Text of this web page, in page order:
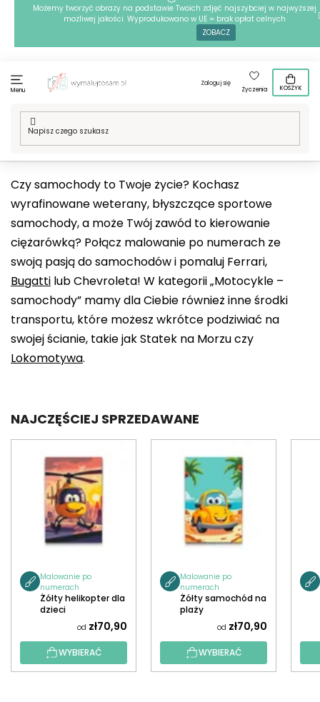
Przejść
treści
Możemy tworzyć obrazy na podstawie Twoich zdjęć najszybciej w najwyższej
możliwej jakości. Wyprodukowano w UE = brak opłat celnych
ZOBACZ
Menu
Zaloguj się
Życzenia
KOSZYK
Home
Techniki / Malowanie po numerach
Hobby / Motocykle, samochody
Czy samochody to Twoje życie? Kochasz
wyrafinowane weterany, błyszczące sportowe
samochody, a może Twój zawód to kierowanie
ciężarówką? Połącz malowanie po numerach ze
swoją pasją do samochodów i pomaluj Ferrari,
Bugatti lub Chevroleta! W kategorii „Motocykle –
samochody” mamy dla Ciebie również inne środki
transportu, które możesz wkrótce podziwiać na
swojej ścianie, takie jak Statek na Morzu czy
Lokomotywa.
NAJCZĘŚCIEJ SPRZEDAWANE
Malowanie po
numerach
Żółty helikopter dla
dzieci
od zł70,90
WYBIERAĆ
Malowanie po
numerach
Żółty samochód na
plaży
od zł70,90
WYBIERAĆ